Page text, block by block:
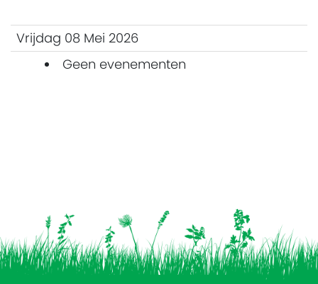
Vrijdag 08 Mei 2026
Geen evenementen